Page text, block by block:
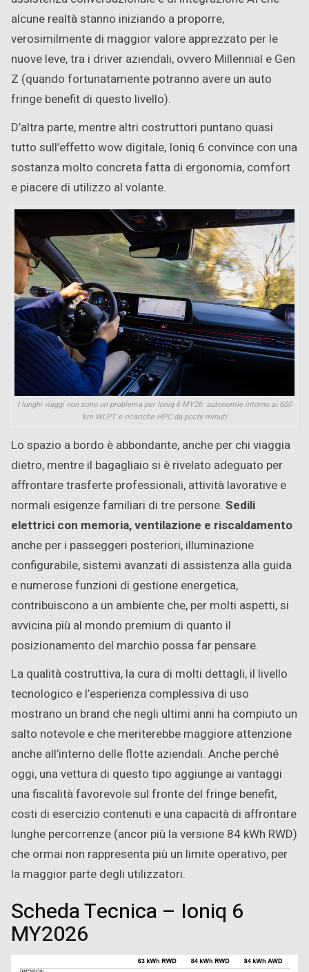
alcune realtà stanno iniziando a proporre,
verosimilmente di maggior valore apprezzato per le
nuove leve, tra i driver aziendali, ovvero Millennial e Gen
Z (quando fortunatamente potranno avere un auto
fringe benefit di questo livello).
D’altra parte, mentre altri costruttori puntano quasi
tutto sull’effetto wow digitale, Ioniq 6 convince con una
sostanza molto concreta fatta di ergonomia, comfort
e piacere di utilizzo al volante.
I lunghi viaggi non sono un problema per Ioniq 6 MY26: autonomie intorno ai 600
km WLPT e ricariche HPC da pochi minuti
Lo spazio a bordo è abbondante, anche per chi viaggia
dietro, mentre il bagagliaio si è rivelato adeguato per
affrontare trasferte professionali, attività lavorative e
normali esigenze familiari di tre persone. Sedili
elettrici con memoria, ventilazione e riscaldamento
anche per i passeggeri posteriori, illuminazione
configurabile, sistemi avanzati di assistenza alla guida
e numerose funzioni di gestione energetica,
contribuiscono a un ambiente che, per molti aspetti, si
avvicina più al mondo premium di quanto il
posizionamento del marchio possa far pensare.
La qualità costruttiva, la cura di molti dettagli, il livello
tecnologico e l’esperienza complessiva di uso
mostrano un brand che negli ultimi anni ha compiuto un
salto notevole e che meriterebbe maggiore attenzione
anche all’interno delle flotte aziendali. Anche perché
oggi, una vettura di questo tipo aggiunge ai vantaggi
una fiscalità favorevole sul fronte del fringe benefit,
costi di esercizio contenuti e una capacità di affrontare
lunghe percorrenze (ancor più la versione 84 kWh RWD)
che ormai non rappresenta più un limite operativo, per
la maggior parte degli utilizzatori.
Scheda Tecnica – Ioniq 6
MY2026